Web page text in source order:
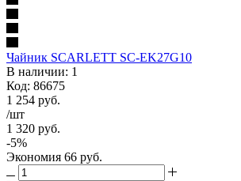
Чайник SCARLETT SC-EK27G10
В наличии: 1
Код: 86675
1 254 руб.
/шт
1 320 руб.
-5%
Экономия 66 руб.